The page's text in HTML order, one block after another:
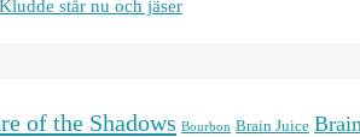
står nu och jäser
of the Shadows Bourbon Brain Juice